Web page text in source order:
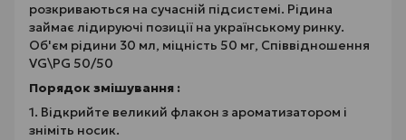
розкриваються на сучасній підсистемі. Рідина
займає лідируючі позиції на українському ринку.
Об'єм рідини 30 мл, міцність 50 мг, Співвідношення
VG\PG 50/50
Порядок змішування :
1. Відкрийте великий флакон з ароматизатором і
зніміть носик.